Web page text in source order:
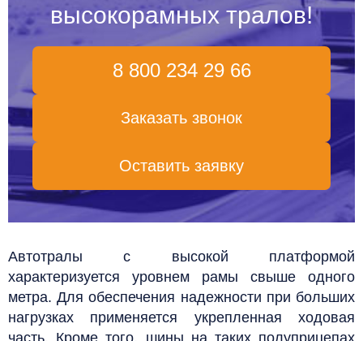
высокорамных тралов!
8 800 234 29 66
Заказать звонок
Оставить заявку
Автотралы с высокой платформой
характеризуется уровнем рамы свыше одного
метра. Для обеспечения надежности при больших
нагрузках применяется укрепленная ходовая
часть. Кроме того, шины на таких полуприцепах